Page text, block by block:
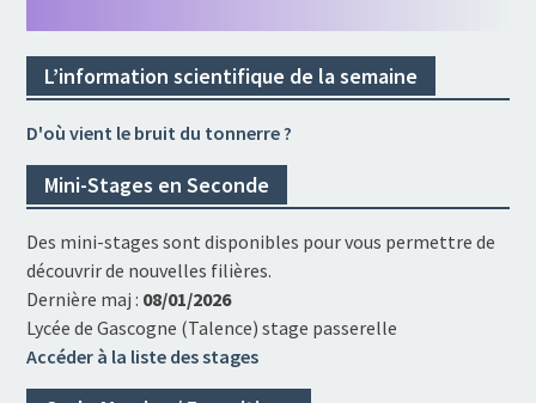
L’information scientifique de la semaine
D'où vient le bruit du tonnerre ?
Mini-Stages en Seconde
Des mini-stages sont disponibles pour vous permettre de
découvrir de nouvelles filières.
Dernière maj : 08/01/2026
Lycée de Gascogne (Talence) stage passerelle
Accéder à la liste des stages